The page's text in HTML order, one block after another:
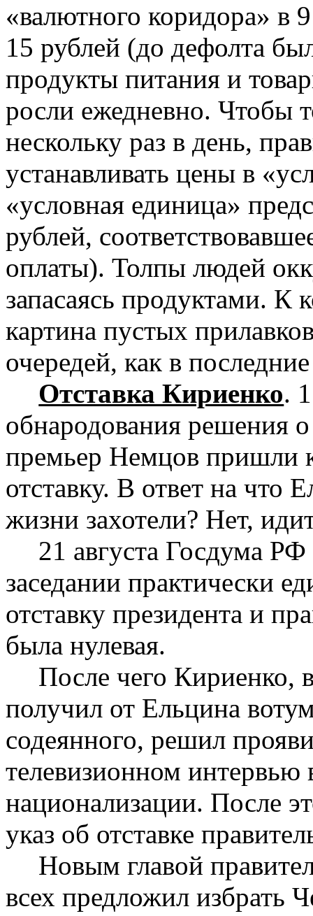
«валютного коридора» в
15 рублей (до дефолта
продукты питания и
росли ежедневно. Чтобы
нескольку раз в день,
устанавливать цены в
«условная единица»
рублей,
оплаты). Толпы людей
запасаясь продуктами. К
картина пустых
очередей, как в
Отставка Кириенко.
обнародования решения
премьер Немцов пришли
отставку. В ответ на что
жизни захотели? Нет,
21 августа Госдума
заседании практически
отставку президента и
была нулевая.
После чего Кириенко,
получил от Ельцина
содеянного, решил
телевизионном интервью
национализации. После
указ об отставке
Новым главой
всех предложил избрать